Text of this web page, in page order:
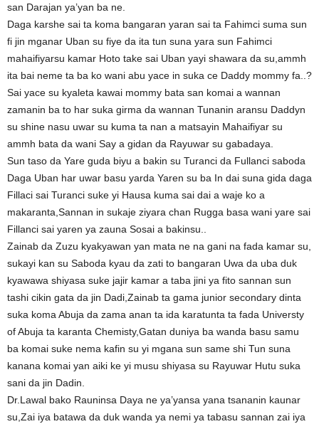
san Darajan ya’yan ba ne.
Daga karshe sai ta koma bangaran yaran sai ta Fahimci suma sun
fi jin mganar Uban su fiye da ita tun suna yara sun Fahimci
mahaifiyarsu kamar Hoto take sai Uban yayi shawara da su,ammh
ita bai neme ta ba ko wani abu yace in suka ce Daddy mommy fa..?
Sai yace su kyaleta kawai mommy bata san komai a wannan
zamanin ba to har suka girma da wannan Tunanin aransu Daddyn
su shine nasu uwar su kuma ta nan a matsayin Mahaifiyar su
ammh bata da wani Say a gidan da Rayuwar su gabadaya.
Sun taso da Yare guda biyu a bakin su Turanci da Fullanci saboda
Daga Uban har uwar basu yarda Yaren su ba In dai suna gida daga
Fillaci sai Turanci suke yi Hausa kuma sai dai a waje ko a
makaranta,Sannan in sukaje ziyara chan Rugga basa wani yare sai
Fillanci sai yaren ya zauna Sosai a bakinsu..
Zainab da Zuzu kyakyawan yan mata ne na gani na fada kamar su,
sukayi kan su Saboda kyau da zati to bangaran Uwa da uba duk
kyawawa shiyasa suke jajir kamar a taba jini ya fito sannan sun
tashi cikin gata da jin Dadi,Zainab ta gama junior secondary dinta
suka koma Abuja da zama anan ta ida karatunta ta fada Universty
of Abuja ta karanta Chemisty,Gatan duniya ba wanda basu samu
ba komai suke nema kafin su yi mgana sun same shi Tun suna
kanana komai yan aiki ke yi musu shiyasa su Rayuwar Hutu suka
sani da jin Dadin.
Dr.Lawal bako Rauninsa Daya ne ya’yansa yana tsananin kaunar
su,Zai iya batawa da duk wanda ya nemi ya tabasu sannan zai iya